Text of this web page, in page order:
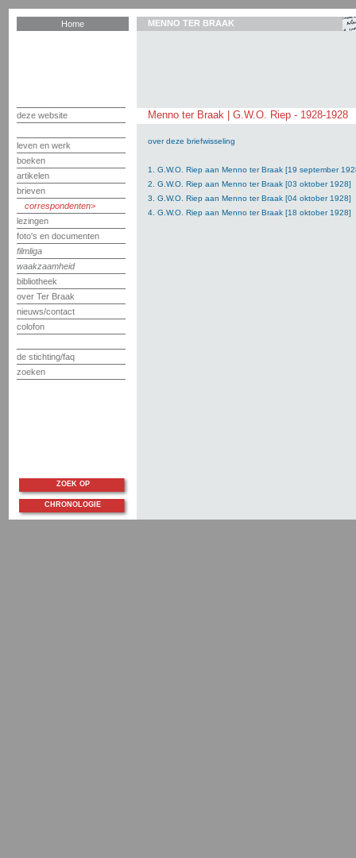
Home
deze website
leven en werk
boeken
artikelen
brieven
correspondenten
lezingen
foto's en documenten
filmliga
waakzaamheid
bibliotheek
over Ter Braak
nieuws/contact
colofon
de stichting/faq
zoeken
MENNO TER BRAAK
Menno ter Braak | G.W.O. Riep - 1928-1928
over deze briefwisseling
1. G.W.O. Riep aan Menno ter Braak [19 september
2. G.W.O. Riep aan Menno ter Braak [03 oktober 1928]
3. G.W.O. Riep aan Menno ter Braak [04 oktober 1928]
4. G.W.O. Riep aan Menno ter Braak [18 oktober 1928]
ZOEK OP
CHRONOLOGIE